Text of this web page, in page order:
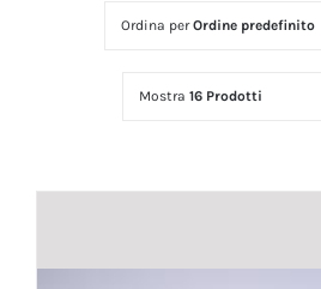
Ordina perOrdine predefinito
Mostra 16 Prodotti